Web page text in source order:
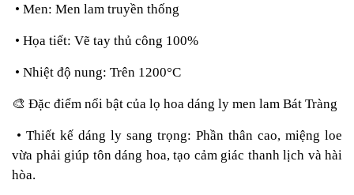
• Men: Men lam truyền thống
• Họa tiết: Vẽ tay thủ công 100%
• Nhiệt độ nung: Trên 1200°C
🎨 Đặc điểm nổi bật của lọ hoa dáng ly men lam Bát Tràng
• Thiết kế dáng ly sang trọng: Phần thân cao, miệng loe
vừa phải giúp tôn dáng hoa, tạo cảm giác thanh lịch và hài
hòa.